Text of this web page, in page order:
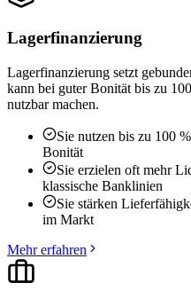
Lagerfinanzierung
Lagerfinanzierung setzt
kann bei guter Bonität bis zu
nutzbar machen.
Sie nutzen bis zu 100
Bonität
Sie erzielen oft mehr
klassische Banklinien
Sie stärken
im Markt
Mehr erfahren